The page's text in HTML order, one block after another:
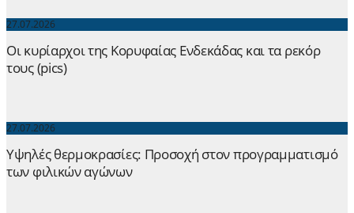
27.07.2026
Οι κυρίαρχοι της Κορυφαίας Ενδεκάδας και τα ρεκόρ
τους (pics)
27.07.2026
Yψηλές θερμοκρασίες: Προσοχή στον προγραμματισμό
των φιλικών αγώνων